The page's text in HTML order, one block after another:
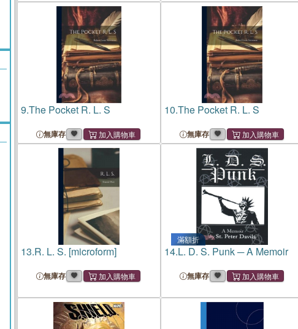
9.The Pocket R. L. S
無庫存
10.The Pocket R. L. S
無庫存
13.R. L. S. [microform]
無庫存
滿額折
14.L. D. S. Punk ─ A Memoir
無庫存